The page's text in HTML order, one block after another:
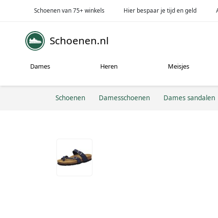
Schoenen van 75+ winkels Hier bespaar je tijd en geld
Schoenen.nl
Dames Heren Meisjes
Schoenen Damesschoenen Dames sandalen